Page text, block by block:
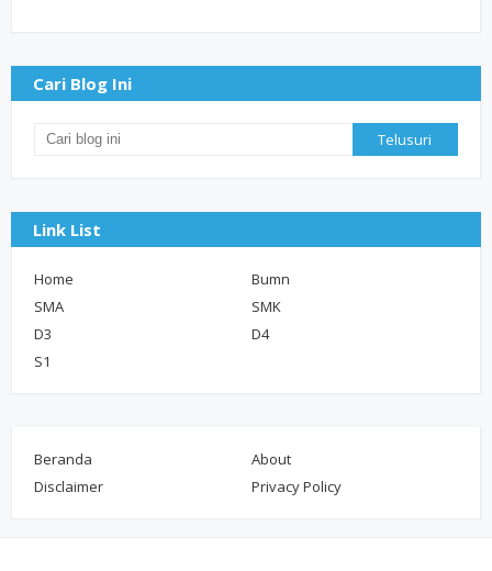
Cari Blog Ini
Link List
Home
Bumn
SMA
SMK
D3
D4
S1
Beranda
About
Disclaimer
Privacy Policy